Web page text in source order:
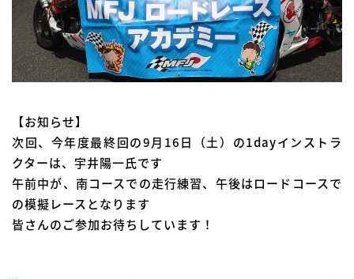
【お知らせ】
次回、今年度最終回の9月16日（土）の1dayインストラ
クターは、宇井陽一氏です
午前中が、南コースでの走行練習、午後はロードコースで
の模擬レースとなります
皆さんのご参加お待ちしています！